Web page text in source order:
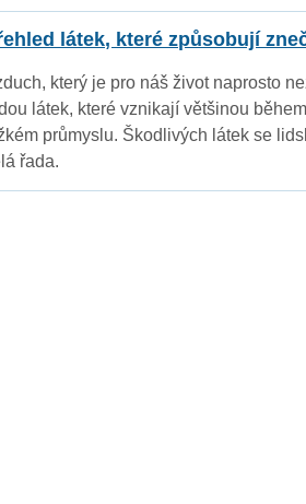
látek, které způsobují
který je pro náš život naprosto
látek, které vznikají většinou
průmyslu. Škodlivých látek se
řada.